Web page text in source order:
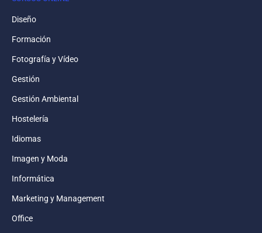
Diseño
Formación
Fotografía y Vídeo
Gestión
Gestión Ambiental
Hostelería
Idiomas
Imagen y Moda
Informática
Marketing y Management
Office